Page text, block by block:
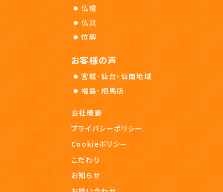
仏壇
仏具
位牌
お客様の声
宮城･仙台・仙南地域
福島･相馬店
会社概要
プライバシーポリシー
Cookieポリシー
こだわり
お知らせ